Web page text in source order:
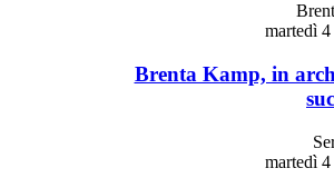
martedì
Brenta Kamp, in
martedì